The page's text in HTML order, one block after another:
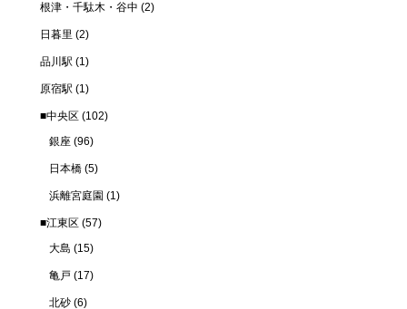
根津・千駄木・谷中 (2)
日暮里 (2)
品川駅 (1)
原宿駅 (1)
■中央区 (102)
銀座 (96)
日本橋 (5)
浜離宮庭園 (1)
■江東区 (57)
大島 (15)
亀戸 (17)
北砂 (6)